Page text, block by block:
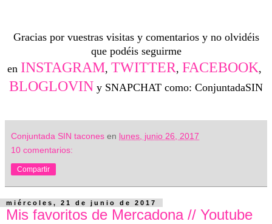
Gracias por vuestras visitas y comentarios y no olvidéis
que podéis seguirme
en INSTAGRAM, TWITTER, FACEBOOK,
BLOGLOVIN y SNAPCHAT como: ConjuntadaSIN
Conjuntada SIN tacones en lunes, junio 26, 2017
10 comentarios:
Compartir
miércoles, 21 de junio de 2017
Mis favoritos de Mercadona // Youtube